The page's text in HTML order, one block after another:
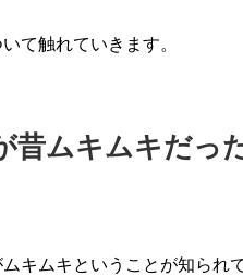
て触れていきます。
昔ムキムキだっ
キムキということが知られ